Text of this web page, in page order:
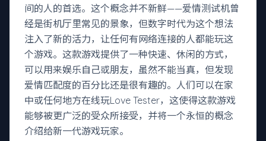
间的人的首选。这个概念并不新鲜——爱情测试机曾
经是街机厅里常见的景象，但数字时代为这个想法
注入了新的活力，让任何有网络连接的人都能玩这
个游戏。这款游戏提供了一种快速、休闲的方式，
可以用来娱乐自己或朋友，虽然不能当真，但发现
爱情匹配度的百分比还是很有趣的。人们可以在家
中或任何地方在线玩Love Tester，这使得这款游戏
能够被更广泛的受众所接受，并将一个永恒的概念
介绍给新一代游戏玩家。